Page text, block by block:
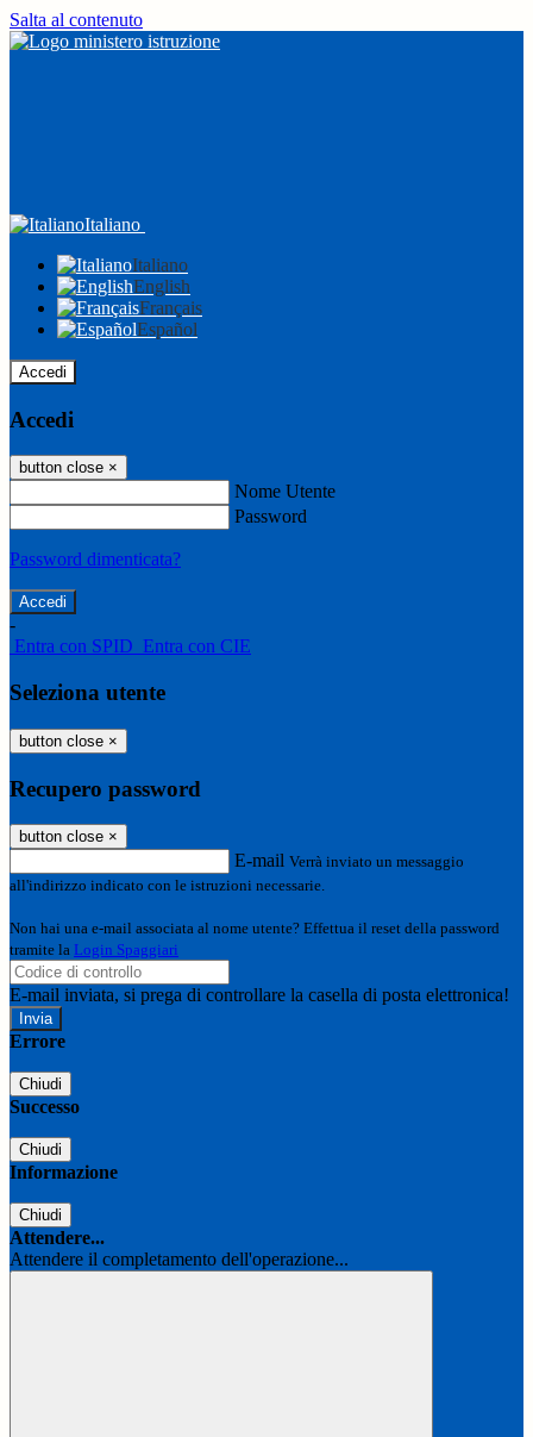
Salta al contenuto
Italiano
Italiano
English
Français
Español
Accedi
Accedi
button close ×
Nome Utente
Password
Password dimenticata?
-
Entra con SPID Entra con CIE
Seleziona utente
button close ×
Recupero password
button close ×
E-mail Verrà inviato un messaggio
all'indirizzo indicato con le istruzioni necessarie.
Non hai una e-mail associata al nome utente? Effettua il reset della password
tramite la Login Spaggiari
E-mail inviata, si prega di controllare la casella di posta elettronica!
Errore
Chiudi
Successo
Chiudi
Informazione
Chiudi
Attendere...
Attendere il completamento dell'operazione...